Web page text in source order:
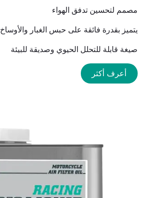
مصمم لتحسين تدفق الهواء
يتميز بقدرة فائقة على حبس الغبار والأوساخ
صيغة قابلة للتحلل الحيوي وصديقة للبيئة
أعرف أكثر